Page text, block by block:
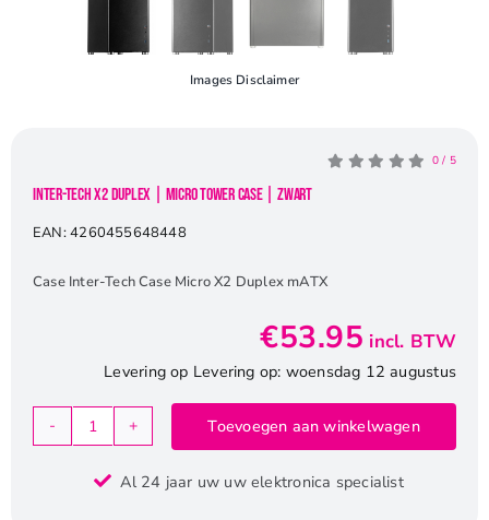
Images Disclaimer
0 / 5
Inter-Tech X2 Duplex | Micro Tower Case | Zwart
EAN:4260455648448
Case Inter-Tech Case Micro X2 Duplex mATX
€53.95 incl. BTW
Levering op Levering op: woensdag 12 augustus
Inter-
X2
Toevoegen aan winkelwagen
Al 24 jaar uw uw elektronica specialist